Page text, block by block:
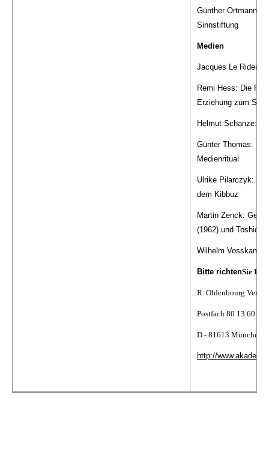
Günther Ortmann:
Sinnstiftung
Medien
Jacques Le Rider:
Remi Hess: Die
Erziehung zum
Helmut Schanze:
Günter Thomas:
Medienritual
Ulrike Pilarczyk:
dem Kibbuz
Martin Zenck:
(1962) und
Wilhelm Vosskamp:
Bitte richtenSie
R. Oldenbourg
Postfach 80 13 60
D - 81613 München
http://